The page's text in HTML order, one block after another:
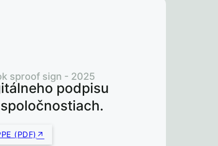
podpisu
sproof sign - 2025
(PDF)